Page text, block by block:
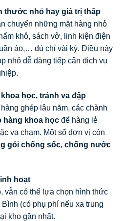
thước nhỏ hay giá trị thấp
chuyển những mặt hàng nhỏ
khô, sách vở, linh kiện điện
áo,… dù chỉ vài ký. Điều này
nhỏ dễ dàng tiếp cận dịch vụ
học, tránh va đập
ghép lâu năm, các chành
hàng khoa họcđể hàng lẻ
va chạm. Một số đơn vị còn
gói chống sốc, chống nước
hoạt
vẫn có thể lựa chọn hình thức
(có phụ phí nếu xa trung
kho gần nhất.